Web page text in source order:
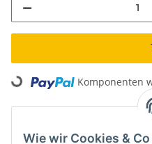
Loading... Komponenten
Wie wir Cookies &